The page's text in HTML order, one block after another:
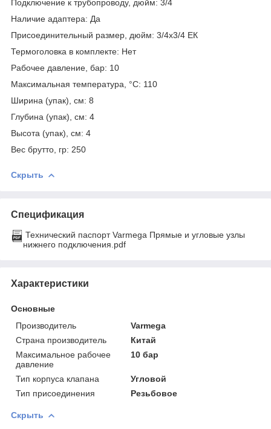
Подключение к трубопроводу, дюйм: 3/4
Наличие адаптера: Да
Присоединительный размер, дюйм: 3/4х3/4 ЕК
Термоголовка в комплекте: Нет
Рабочее давление, бар: 10
Максимальная температура, °С: 110
Ширина (упак), см: 8
Глубина (упак), см: 4
Высота (упак), см: 4
Вес брутто, гр: 250
Скрыть
Спецификация
Технический паспорт Varmega Прямые и угловые узлы
нижнего подключения.pdf
Характеристики
Основные
Производитель
Varmega
Страна производитель
Китай
Максимальное рабочее
давление
10 бар
Тип корпуса клапана
Угловой
Тип присоединения
Резьбовое
Скрыть